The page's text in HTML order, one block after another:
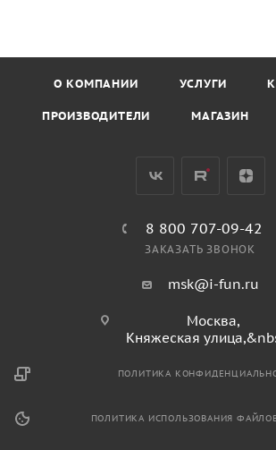
О КОМПАНИИ УСЛУГИ
ПРОИЗВОДИТЕЛИ МАГАЗИН
8 800 707-09-42
ЗАКАЗАТЬ ЗВОНОК
msk@i-fun.ru
Москва,
Княжеская
ПОЛИТИКА
ПОЛИТИКА ИСПОЛЬЗОВАНИЯ ФАЙЛОВ